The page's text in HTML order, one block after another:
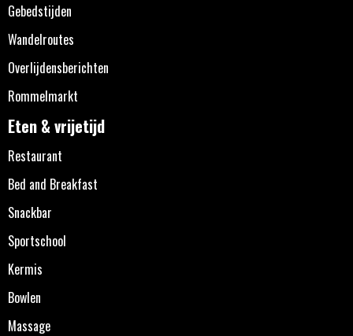
Gebedstijden
Wandelroutes
Overlijdensberichten
Rommelmarkt
Eten & vrijetijd
Restaurant
Bed and Breakfast
Snackbar
Sportschool
Kermis
Bowlen
Massage